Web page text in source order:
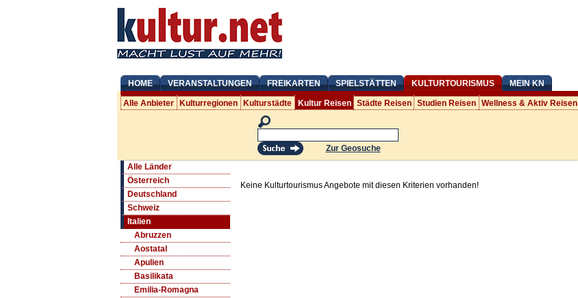
HOME VERANSTALTUNGEN FREIKARTEN SPIELSTÄTTEN KULTURTOURISMUS MEIN KN
Alle Anbieter Kulturregionen Kulturstädte Kultur Reisen Städte Reisen Studien Reisen Wellness & Aktiv Reisen
Zur Geosuche
Alle Länder
Österreich
Deutschland
Schweiz
Italien
Abruzzen
Aostatal
Apulien
Basilikata
Emilia-Romagna
Keine Kulturtourismus Angebote mit diesen Kriterien vorhanden!